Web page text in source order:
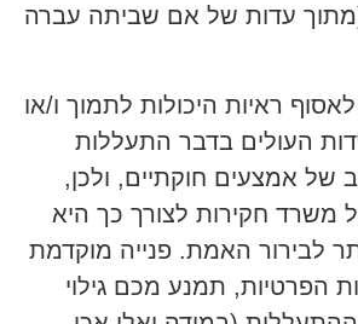
עדות של אם שביתה עברה
ראיות היכולות לתמוך ו/או
העולים בדבר התעללות
של אמצעים חוקתיים, ולכן,
משרד חקירות לצורך כך היא
לבירור האמת. פנייה מוקדמת
הפרטיות, תמנע מכם גילוי